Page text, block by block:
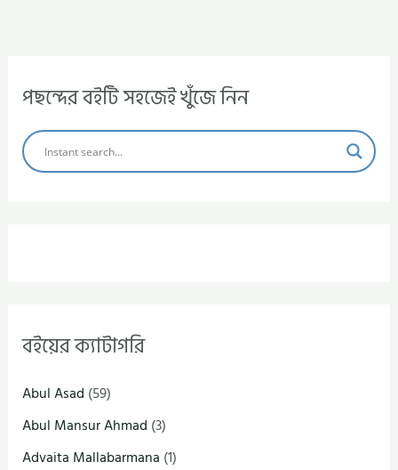
পছন্দের বইটি সহজেই খুঁজে নিন
বইয়ের ক্যাটাগরি
Abul Asad (59)
Abul Mansur Ahmad (3)
Advaita Mallabarmana (1)